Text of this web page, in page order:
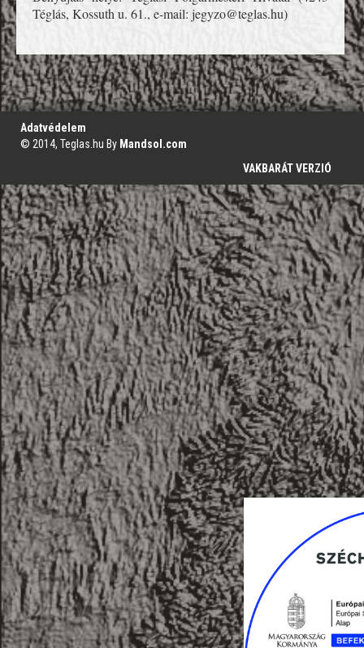
Téglás, Kossuth u. 61., e-mail: jegyzo@teglas.hu)
';
Adatvédelem
© 2014, Teglas.hu By Mandsol.com
VAKBARÁT VERZIÓ